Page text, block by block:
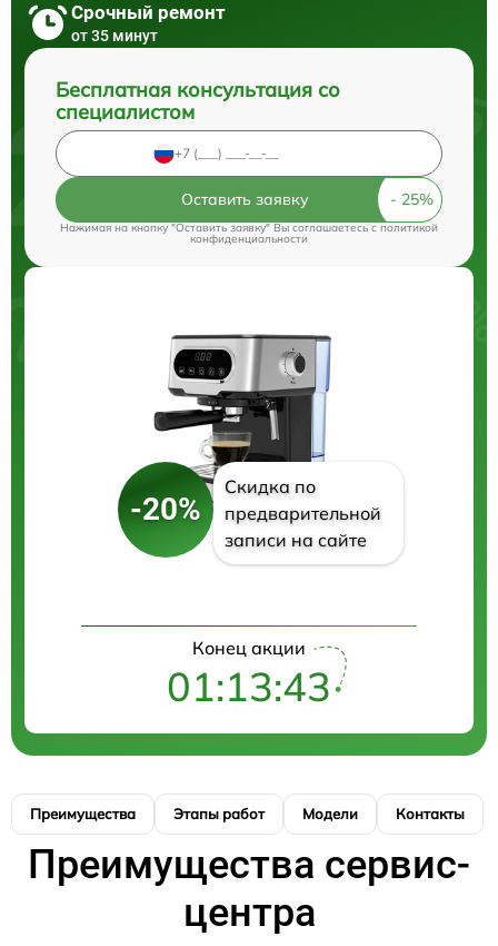
Срочный ремонт
от 35 минут
Бесплатная консультация со
специалистом
Оставить заявку
Нажимая на кнопку "Оставить заявку" Вы соглашаетесь cполитикой
конфиденциальности
-20%
Скидка по
предварительной
записи на сайте
Конец акции
01:13:43
Преимущества Этапы работ Модели Контакты
Преимущества сервис-
центра